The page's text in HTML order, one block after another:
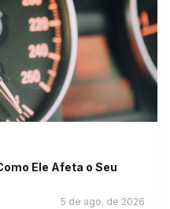
Ele Afeta o Seu
5 de ago. de 2026